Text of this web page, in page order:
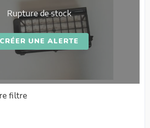
Rupture de stock
CRÉER UNE ALERTE
filtre